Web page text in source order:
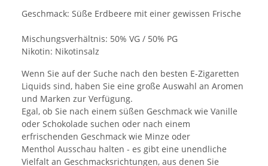
Geschmack: Süße Erdbeere mit einer gewissen Frische
Mischungsverhältnis: 50% VG / 50% PG
Nikotin: Nikotinsalz
Wenn Sie auf der Suche nach den besten E-Zigaretten
Liquids sind, haben Sie eine große Auswahl an Aromen
und Marken zur Verfügung.
Egal, ob Sie nach einem süßen Geschmack wie Vanille
oder Schokolade suchen oder nach einem
erfrischenden Geschmack wie Minze oder
Menthol Ausschau halten - es gibt eine unendliche
Vielfalt an Geschmacksrichtungen, aus denen Sie